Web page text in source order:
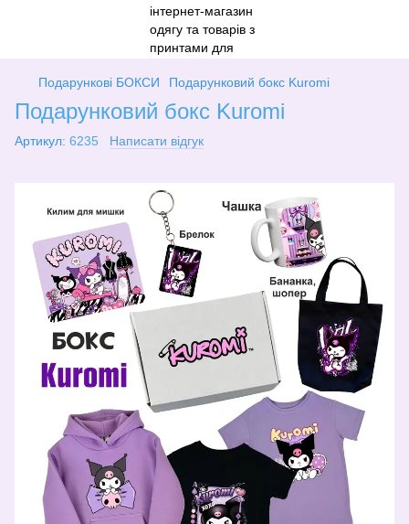
Подарункові БОКСИ Подарунковий бокс Kuromi
Подарунковий бокс Kuromi
Артикул: 6235 Написати відгук